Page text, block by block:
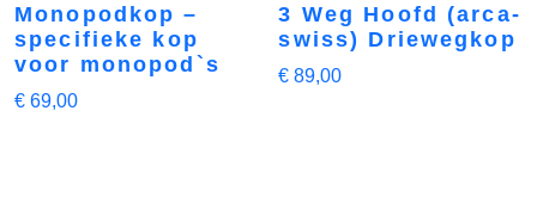
Monopodkop –
specifieke kop
voor monopod`s
€ 69,00
3 Weg Hoofd (arca-
swiss) Driewegkop
€ 89,00